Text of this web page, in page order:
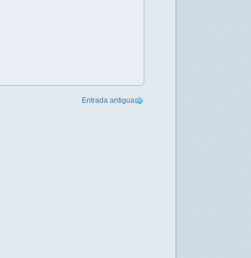
Entrada antigua